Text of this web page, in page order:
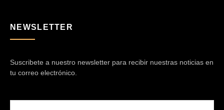
NEWSLETTER
Suscribete a nuestro newsletter para recibir nuestras noticias en
tu correo electrónico.